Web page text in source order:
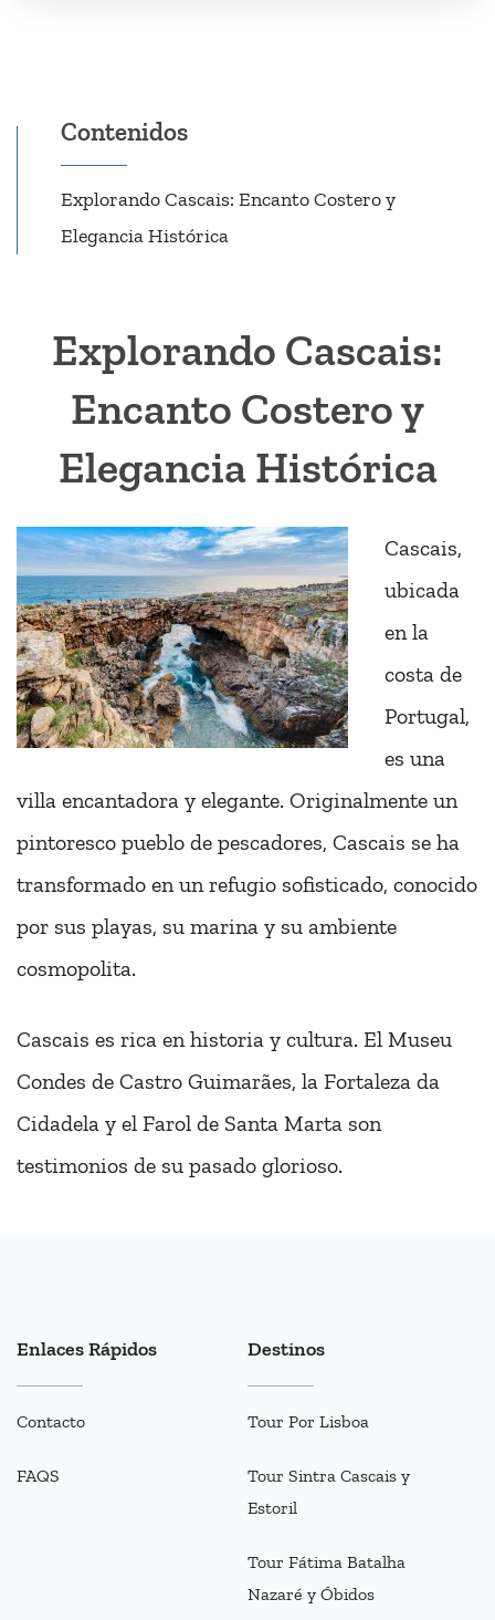
Explorando Cascais:
Encanto Costero y
Elegancia Histórica
Cascais,
ubicada
en la
costa de
Portugal,
es una
villa encantadora y elegante. Originalmente un
pintoresco pueblo de pescadores, Cascais se ha
transformado en un refugio sofisticado, conocido
por sus playas, su marina y su ambiente
cosmopolita.
Cascais es rica en historia y cultura. El Museu
Condes de Castro Guimarães, la Fortaleza da
Cidadela y el Farol de Santa Marta son
testimonios de su pasado glorioso.
Contenidos
Explorando Cascais: Encanto Costero y
Elegancia Histórica
Enlaces Rápidos
Contacto
FAQS
Destinos
Tour Por Lisboa
Tour Sintra Cascais y
Estoril
Tour Fátima Batalha
Nazaré y Óbidos